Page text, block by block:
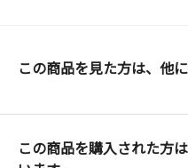
この商品を見た方は、他
この商品を購入された方